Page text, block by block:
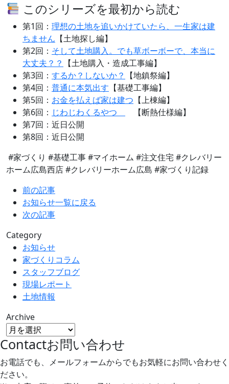
このシリーズを最初から読む
第1回： 理想の土地を追いかけていたら、一生家は建
ちません 【土地探し編】
第2回： そして土地購入。でも草ボーボーで、本当に
大丈夫？？
【土地購入・造成工事編】
第3回： するか？しないか？
【地鎮祭編】
第4回： 普通に本気出す 【基礎工事編】
第5回： お金を払えば家は建つ 【上棟編】
第6回： じわじわくるやつ
【断熱仕様編】
第7回：近日公開
第8回：近日公開
#家づくり #基礎工事 #マイホーム #注文住宅 #クレバリー
ホーム広島西店 #クレバリーホーム広島 #家づくり記録
前の記事
お知らせ一覧に戻る
次の記事
Category
お知らせ
家づくりコラム
スタッフブログ
現場レポート
土地情報
Archive
Contactお問い合わせ
お電話でも、メールフォームからでもお気軽にお問い合わせく
ださい。